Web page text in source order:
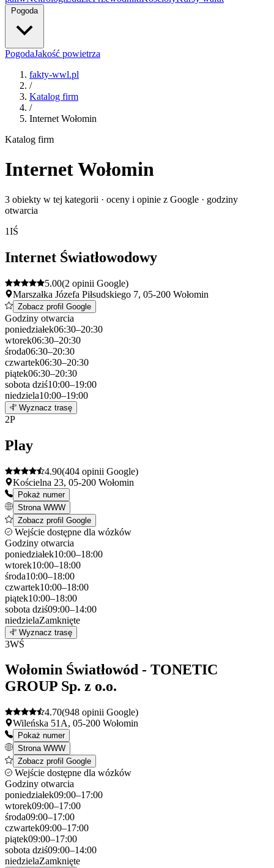
Pogoda
PogodaJakość powietrza
fakty-wwl.pl
/
Katalog firm
/
Internet Wołomin
Katalog firm
Internet Wołomin
3 obiekty w tej kategorii · oceny i opinie z Google · godziny
otwarcia
1IŚ
Internet Światłowodowy
5.00(2 opinii Google)
Marszałka Józefa Piłsudskiego 7, 05-200 Wołomin
Zobacz profil Google
Godziny otwarcia
poniedziałek06:30–20:30
wtorek06:30–20:30
środa06:30–20:30
czwartek06:30–20:30
piątek06:30–20:30
sobota dziś10:00–19:00
niedziela10:00–19:00
+
Wyznacz trasę
2P
Play
4.90(404 opinii Google)
Kościelna 23, 05-200 Wołomin
Pokaż numer
Strona WWW
Zobacz profil Google
Wejście dostępne dla wózków
Godziny otwarcia
poniedziałek10:00–18:00
wtorek10:00–18:00
środa10:00–18:00
czwartek10:00–18:00
piątek10:00–18:00
sobota dziś09:00–14:00
niedzielaZamknięte
+
−
Wyznacz trasę
3WŚ
Wołomin Światłowód - TONETIC
GROUP Sp. z o.o.
4.70(948 opinii Google)
Wileńska 51A, 05-200 Wołomin
Pokaż numer
Strona WWW
Zobacz profil Google
Wejście dostępne dla wózków
Godziny otwarcia
poniedziałek09:00–17:00
wtorek09:00–17:00
środa09:00–17:00
czwartek09:00–17:00
piątek09:00–17:00
sobota dziś09:00–14:00
niedzielaZamknięte